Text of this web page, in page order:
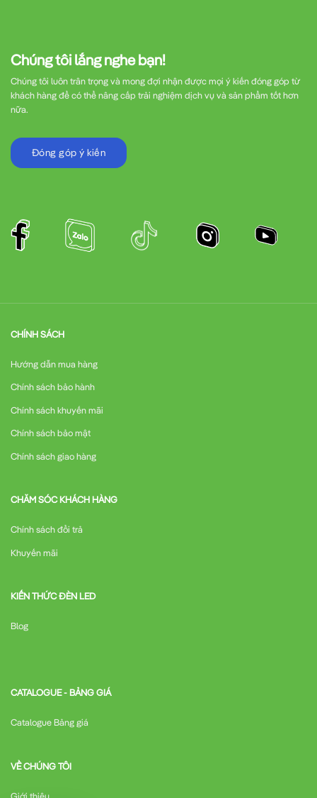
Chúng tôi lắng nghe bạn!
Chúng tôi luôn trân trọng và mong đợi nhận được mọi ý kiến đóng góp từ
khách hàng để có thể nâng cấp trải nghiệm dịch vụ và sản phẩm tốt hơn
nữa.
Đóng góp ý kiến
CHÍNH SÁCH
Hướng dẫn mua hàng
Chính sách bảo hành
Chính sách khuyến mãi
Chính sách bảo mật
Chính sách giao hàng
CHĂM SÓC KHÁCH HÀNG
Chính sách đổi trả
Khuyến mãi
KIẾN THỨC ĐÈN LED
Blog
CATALOGUE - BẢNG GIÁ
Catalogue Bảng giá
VỀ CHÚNG TÔI
Giới thiệu